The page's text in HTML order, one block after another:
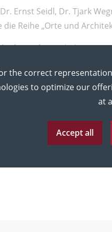
Ernst Seidl, Dr. Tjark
die Reihe „Orte und
ab 18 Uhr c.t.hält
the correct
to optimize our
at
Accept all